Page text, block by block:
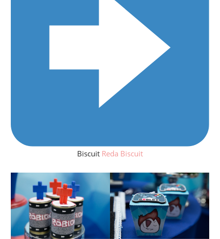
Biscuit Reda Biscuit